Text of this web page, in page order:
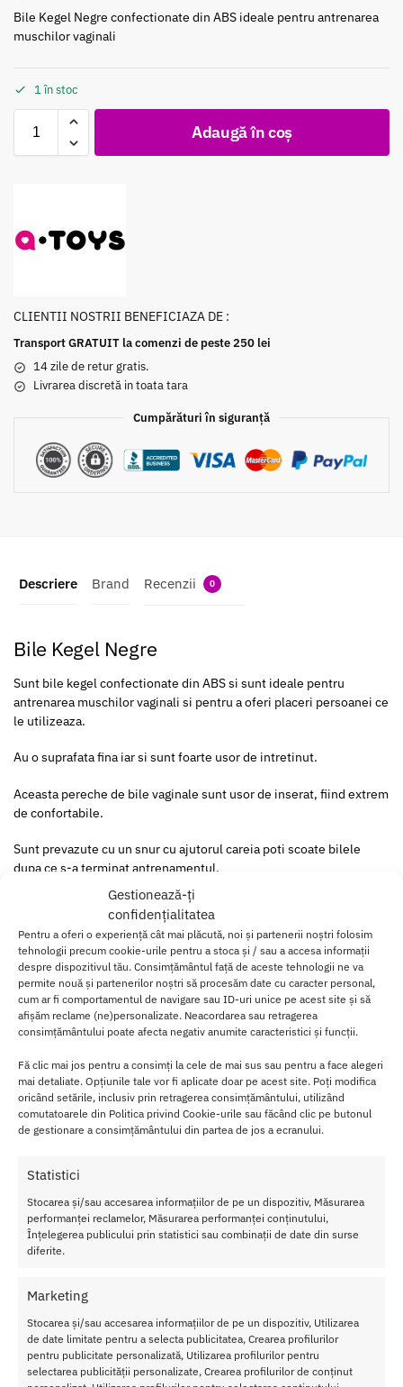
Gestionează-ți
confidențialitatea
Pentru a oferi o experiență cât mai plăcută, noi și partenerii noștri folosim
tehnologii precum cookie-urile pentru a stoca și / sau a accesa informații
despre dispozitivul tău. Consimțământul față de aceste tehnologii ne va
permite nouă și partenerilor noștri să procesăm date cu caracter personal,
cum ar fi comportamentul de navigare sau ID-uri unice pe acest site și să
afișăm reclame (ne)personalizate. Neacordarea sau retragerea
consimțământului poate afecta negativ anumite caracteristici și funcții.
Fă clic mai jos pentru a consimți la cele de mai sus sau pentru a face alegeri
mai detaliate. Opțiunile tale vor fi aplicate doar pe acest site. Poți modifica
oricând setările, inclusiv prin retragerea consimțământului, utilizând
comutatoarele din Politica privind Cookie-urile sau făcând clic pe butonul
de gestionare a consimțământului din partea de jos a ecranului.
Statistici
Stocarea și/sau accesarea informațiilor de pe un dispozitiv, Măsurarea
performanței reclamelor, Măsurarea performanței conținutului,
Înțelegerea publicului prin statistici sau combinații de date din surse
diferite.
Marketing
Stocarea și/sau accesarea informațiilor de pe un dispozitiv, Utilizarea
de date limitate pentru a selecta publicitatea, Crearea profilurilor
pentru publicitate personalizată, Utilizarea profilurilor pentru
selectarea publicității personalizate, Crearea profilurilor de conținut
Bile Kegel Negre confectionate din ABS ideale pentru antrenarea
muschilor vaginali
1 în stoc
Adaugă în coș
CLIENTII NOSTRII BENEFICIAZA DE :
Transport GRATUIT la comenzi de peste 250 lei
14 zile de retur gratis.
Livrarea discretă in toata tara
Cumpărături în siguranță
Descriere Brand Recenzii 0
Bile Kegel Negre
Sunt bile kegel confectionate din ABS si sunt ideale pentru
antrenarea muschilor vaginali si pentru a oferi placeri persoanei ce
le utilizeaza.
Au o suprafata fina iar si sunt foarte usor de intretinut.
Aceasta pereche de bile vaginale sunt usor de inserat, fiind extrem
de confortabile.
Sunt prevazute cu un snur cu ajutorul careia poti scoate bilele
dupa ce s-a terminat antrenamentul.
Acest snur este perfect in special pentru persoanele care folosesc
bile vaginale prima data.
Lungimea totala, cu tot cu snur este de10 cmiar diametrul bilelor
este de 3.5 cm .
Ca
ra
ct
eri
sti
ci
ge
Ne
Pri
ncipalele calitati ale produsului sunt:
Diametru: 3.5 cm
Lungime: 10;19 cm